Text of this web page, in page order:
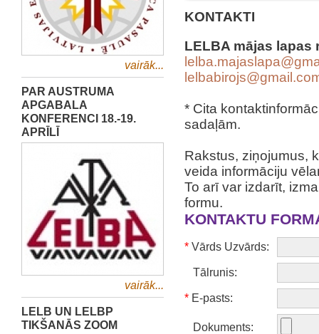
vairāk...
PAR AUSTRUMA
APGABALA
KONFERENCI 18.-19.
APRĪLĪ
vairāk...
LELB UN LELBP
TIKŠANĀS ZOOM
KONTAKTI
LELBA mājas lapas
* Cita
sadaļām.
Rakstus, ziņojumus,
veida informāciju
To arī var izdarīt,
formu.
KONTAKTU
* Vārds Uzvārds:
Tālrunis:
* E-pasts:
Dokuments: